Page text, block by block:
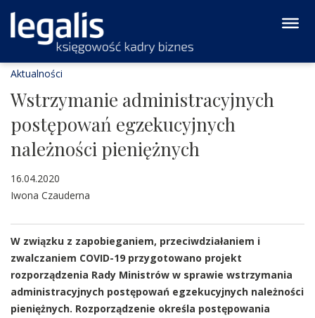
Aktualności
Wstrzymanie administracyjnych
postępowań egzekucyjnych
należności pieniężnych
16.04.2020
Iwona Czauderna
W związku z zapobieganiem, przeciwdziałaniem i
zwalczaniem COVID-19 przygotowano projekt
rozporządzenia Rady Ministrów w sprawie wstrzymania
administracyjnych postępowań egzekucyjnych należności
pieniężnych. Rozporządzenie określa postępowania